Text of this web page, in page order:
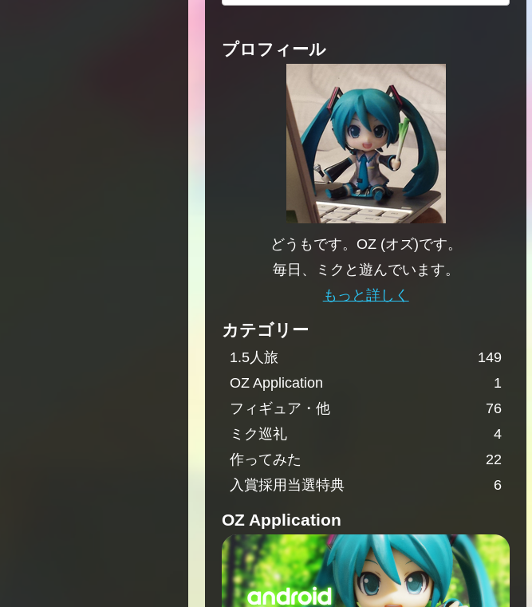
プロフィール
どうもです。OZ (オズ)です。
毎日、ミクと遊んでいます。
もっと詳しく
カテゴリー
1.5人旅
149
OZ Application
1
フィギュア・他
76
ミク巡礼
4
作ってみた
22
入賞採用当選特典
6
OZ Application